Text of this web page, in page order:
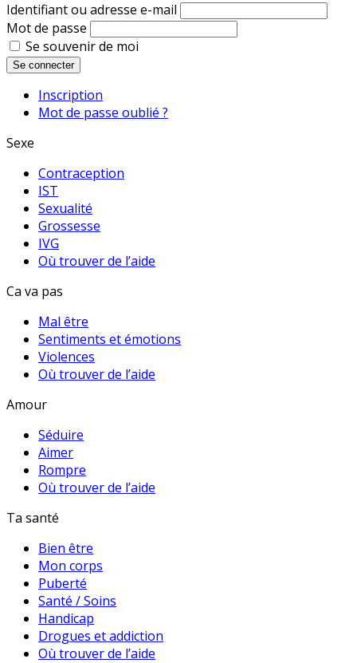
Identifiant ou adresse e-mail
Mot de passe
Se souvenir de moi
Se connecter
Inscription
Mot de passe oublié ?
Sexe
Contraception
IST
Sexualité
Grossesse
IVG
Où trouver de l’aide
Ca va pas
Mal être
Sentiments et émotions
Violences
Où trouver de l’aide
Amour
Séduire
Aimer
Rompre
Où trouver de l’aide
Ta santé
Bien être
Mon corps
Puberté
Santé / Soins
Handicap
Drogues et addiction
Où trouver de l’aide